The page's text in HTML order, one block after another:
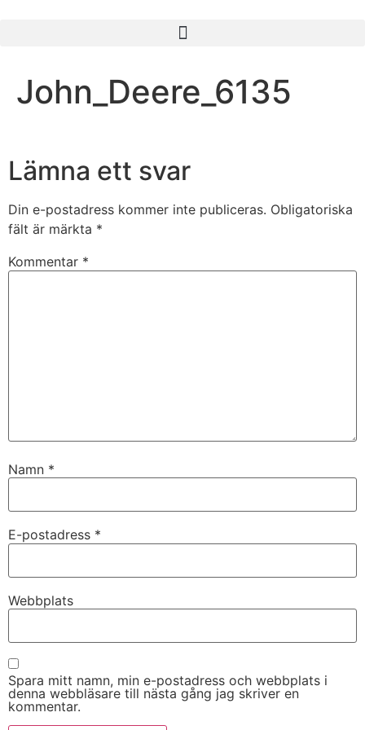
John_Deere_6135
Lämna ett svar
Din e-postadress kommer inte publiceras. Obligatoriska
fält är märkta *
Kommentar *
Namn *
E-postadress *
Webbplats
Spara mitt namn, min e-postadress och webbplats i
denna webbläsare till nästa gång jag skriver en
kommentar.
Nödvändiga
går inte att
taget ska
fungera.